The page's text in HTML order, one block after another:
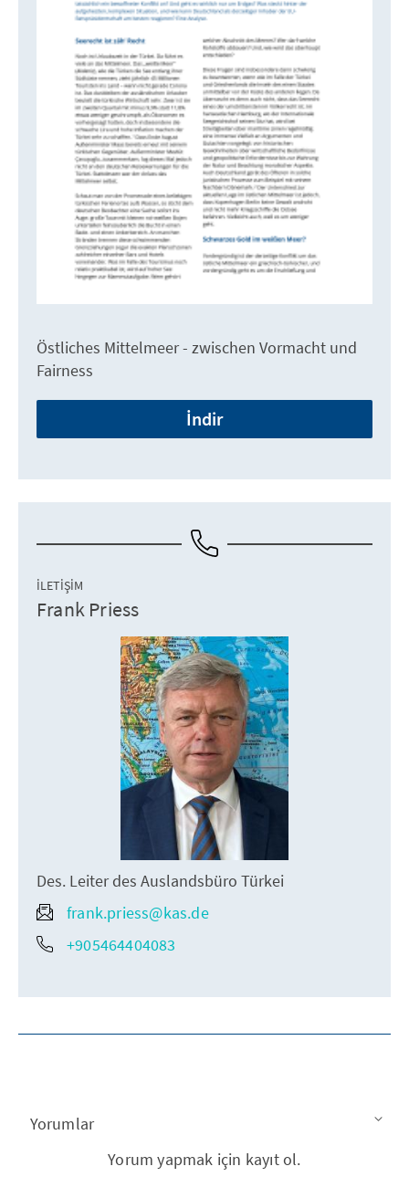
Östliches Mittelmeer - zwischen Vormacht und
Fairness
İndir
İLETIŞIM
Frank Priess
Des. Leiter des Auslandsbüro Türkei
frank.priess@kas.de
+905464404083
Yorumlar
Yorum yapmak için kayıt ol.